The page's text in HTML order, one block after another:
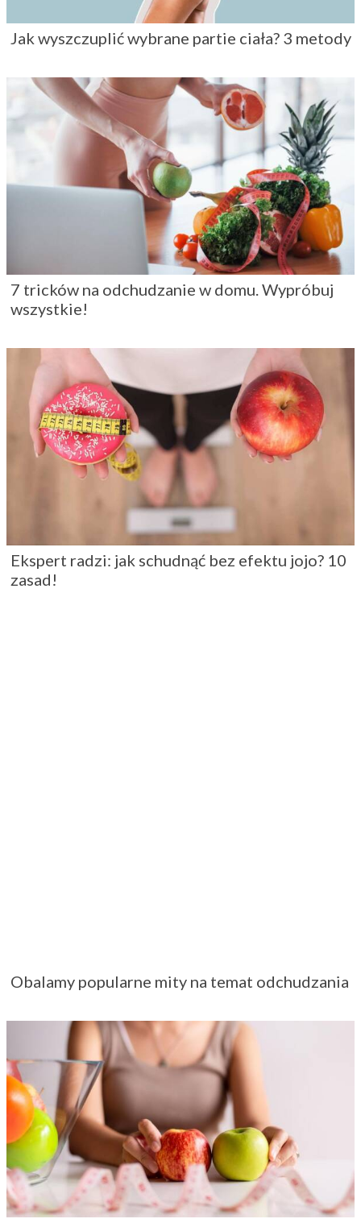
Jak wyszczuplić wybrane partie ciała? 3 metody
7 tricków na odchudzanie w domu. Wypróbuj
wszystkie!
Ekspert radzi: jak schudnąć bez efektu jojo? 10
zasad!
Dietetyk radzi: Odchudzanie latem?
Zdecydowanie tak!